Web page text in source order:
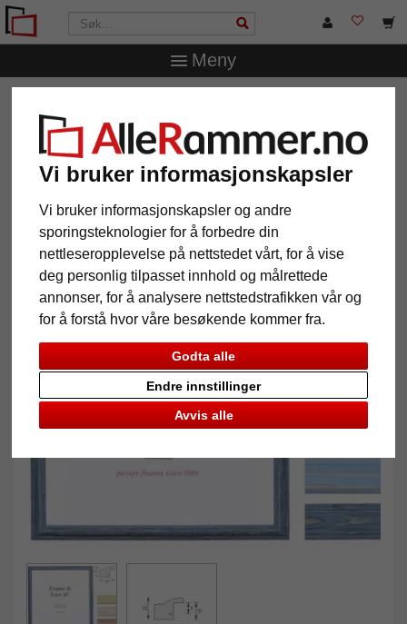
Vi bruker informasjonskapsler
Vi bruker informasjonskapsler og andre
sporingsteknologier for å forbedre din
nettleseropplevelse på nettstedet vårt, for å vise
deg personlig tilpasset innhold og målrettede
annonser, for å analysere nettstedstrafikken vår og
for å forstå hvor våre besøkende kommer fra.
Godta alle
Avvis alle
Endre innstillinger
Meny
Treramme Saint-Michel
Treramme Saint-Michel